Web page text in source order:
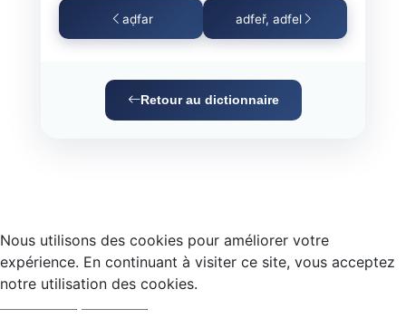
aḍfar adfeř, adfel
Retour au dictionnaire
Nous utilisons des cookies pour améliorer votre
expérience. En continuant à visiter ce site, vous acceptez
notre utilisation des cookies.